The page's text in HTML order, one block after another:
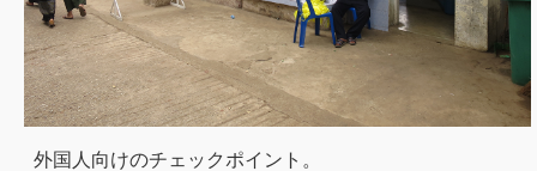
外国人向けのチェックポイント。